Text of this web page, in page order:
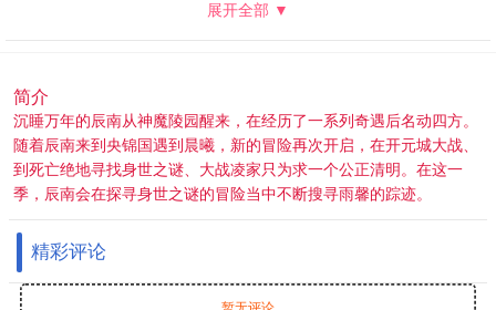
展开全部 ▼
简介
沉睡万年的辰南从神魔陵园醒来，在经历了一系列奇遇后名动四方。
随着辰南来到央锦国遇到晨曦，新的冒险再次开启，在开元城大战、
到死亡绝地寻找身世之谜、大战凌家只为求一个公正清明。在这一
季，辰南会在探寻身世之谜的冒险当中不断搜寻雨馨的踪迹。
精彩评论